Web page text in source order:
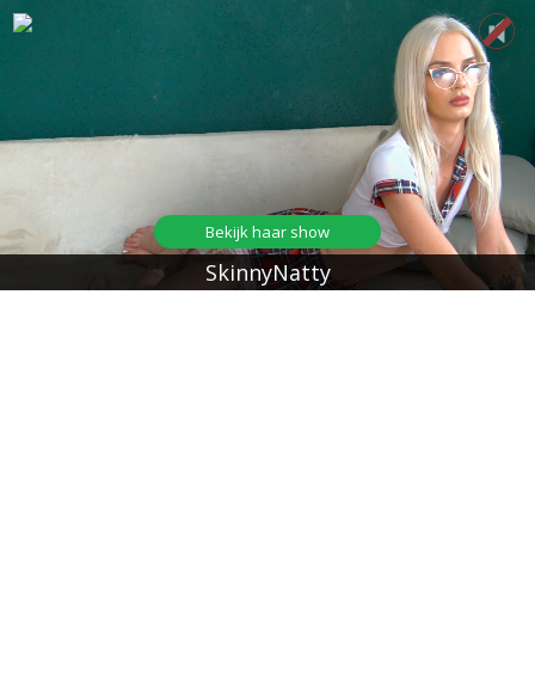
SkinnyNatty
Bekijk haar show